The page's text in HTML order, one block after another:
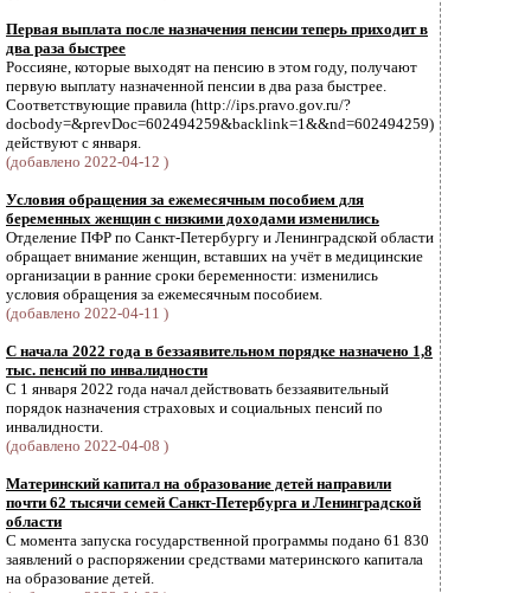
Первая выплата после назначения пенсии теперь приходит в
два раза быстрее
Россияне, которые выходят на пенсию в этом году, получают
первую выплату назначенной пенсии в два раза быстрее.
Соответствующие правила (http://ips.pravo.gov.ru/?
docbody=&prevDoc=602494259&backlink=1&&nd=602494259)
действуют с января.
(добавлено 2022-04-12 )
Условия обращения за ежемесячным пособием для
беременных женщин с низкими доходами изменились
Отделение ПФР по Санкт-Петербургу и Ленинградской области
обращает внимание женщин, вставших на учёт в медицинские
организации в ранние сроки беременности: изменились
условия обращения за ежемесячным пособием.
(добавлено 2022-04-11 )
С начала 2022 года в беззаявительном порядке назначено 1,8
тыс. пенсий по инвалидности
С 1 января 2022 года начал действовать беззаявительный
порядок назначения страховых и социальных пенсий по
инвалидности.
(добавлено 2022-04-08 )
Материнский капитал на образование детей направили
почти 62 тысячи семей Санкт-Петербурга и Ленинградской
области
С момента запуска государственной программы подано 61 830
заявлений о распоряжении средствами материнского капитала
на образование детей.